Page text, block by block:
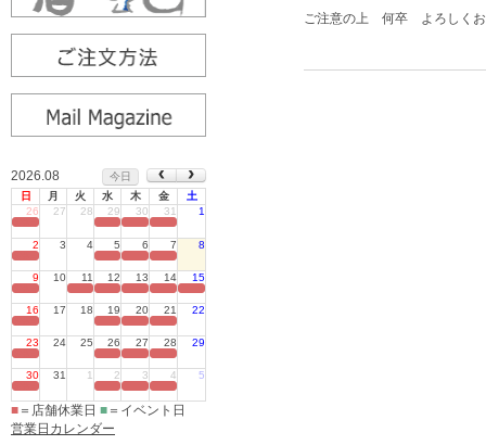
2026.08
今日
日
月 火 水 木 金
土
26
27 28 29 30 31 1
2 3 4 5 6 7 8
9 10 11 12 13 14 15
16 17 18 19 20 21 22
23 24 25 26 27 28 29
30 31 1 2 3 4 5
■ ＝店舗休業日 ■ ＝イベント日
営業日カレンダー
ご注意の上 何卒 よろしくお